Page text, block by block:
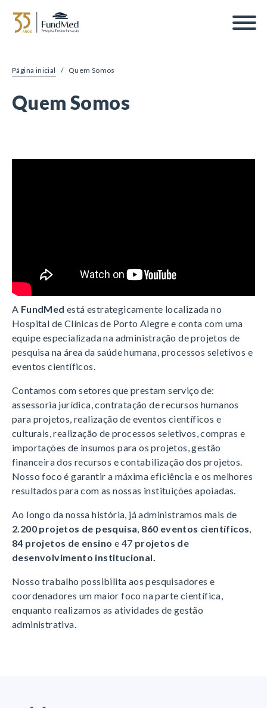
Página inicial / Quem Somos
Quem Somos
A FundMed está estrategicamente localizada no
Hospital de Clínicas de Porto Alegre e conta com uma
equipe especializada na administração de projetos de
pesquisa na área da saúde humana, processos seletivos e
eventos científicos.
Contamos com setores que prestam serviço de:
assessoria jurídica, contratação de recursos humanos
para projetos, realização de eventos científicos e
culturais, realização de processos seletivos, compras e
importações de insumos para os projetos, gestão
financeira dos recursos e contabilização dos projetos.
Nosso foco é garantir a máxima eficiência e os melhores
resultados para com as nossas instituições apoiadas.
Ao longo da nossa história, já administramos mais de
2.200 projetos de pesquisa, 860 eventos científicos,
84 projetos de ensino e 47 projetos de
desenvolvimento institucional.
Nosso trabalho possibilita aos pesquisadores e
coordenadores um maior foco na parte científica,
enquanto realizamos as atividades de gestão
administrativa.